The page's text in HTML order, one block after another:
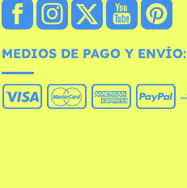
MEDIOS DE PAGO Y ENVÍO: